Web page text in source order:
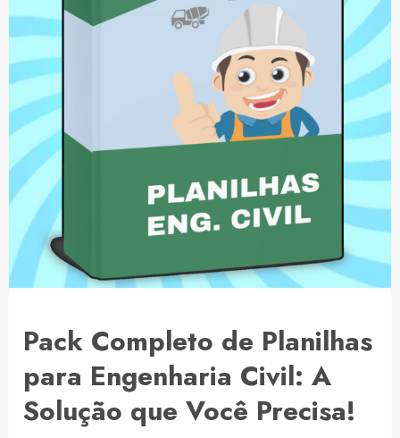
Pack Completo de Planilhas
para Engenharia Civil: A
Solução que Você Precisa!